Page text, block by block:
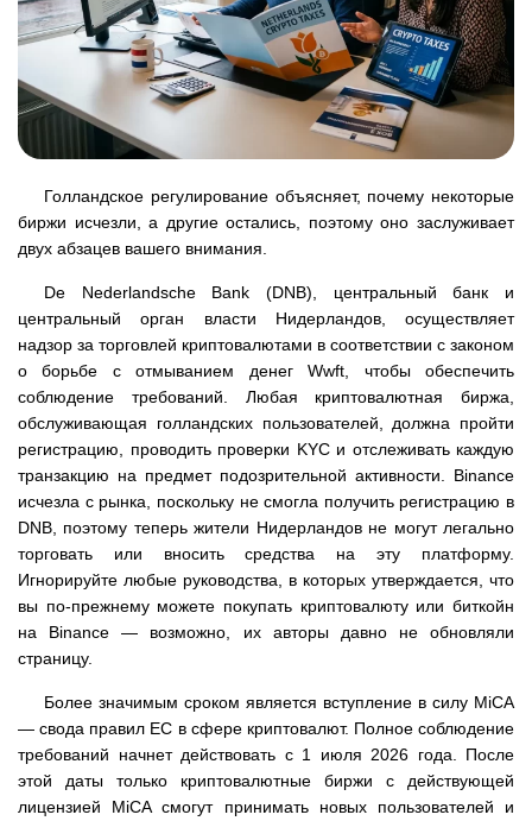
Голландское регулирование объясняет, почему некоторые
биржи исчезли, а другие остались, поэтому оно заслуживает
двух абзацев вашего внимания.
De Nederlandsche Bank (DNB), центральный банк и
центральный орган власти Нидерландов, осуществляет
надзор за торговлей криптовалютами в соответствии с законом
о борьбе с отмыванием денег Wwft, чтобы обеспечить
соблюдение требований. Любая криптовалютная биржа,
обслуживающая голландских пользователей, должна пройти
регистрацию, проводить проверки KYC и отслеживать каждую
транзакцию на предмет подозрительной активности. Binance
исчезла с рынка, поскольку не смогла получить регистрацию в
DNB, поэтому теперь жители Нидерландов не могут легально
торговать или вносить средства на эту платформу.
Игнорируйте любые руководства, в которых утверждается, что
вы по-прежнему можете покупать криптовалюту или биткойн
на Binance — возможно, их авторы давно не обновляли
страницу.
Более значимым сроком является вступление в силу MiCA
— свода правил ЕС в сфере криптовалют. Полное соблюдение
требований начнет действовать с 1 июля 2026 года. После
этой даты только криптовалютные биржи с действующей
лицензией MiCA смогут принимать новых пользователей и